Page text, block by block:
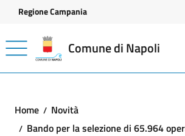
Vai ai contenuti
Vai al footer
Regione Campania
Comune di Napoli
Home
Novità
Bando per la selezione di 65.964